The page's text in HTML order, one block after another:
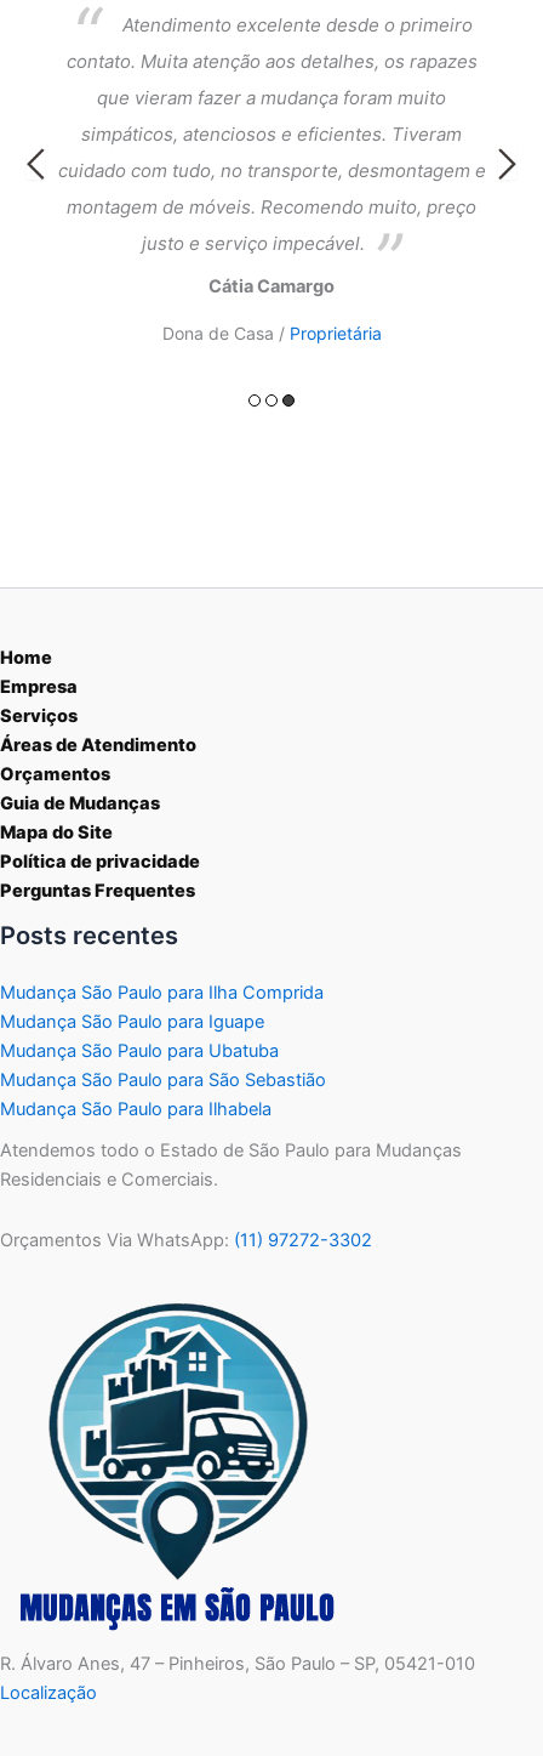
Atendimento excelente desde o primeiro
contato. Muita atenção aos detalhes, os rapazes
que vieram fazer a mudança foram muito
simpáticos, atenciosos e eficientes. Tiveram
cuidado com tudo, no transporte, desmontagem e
montagem de móveis. Recomendo muito, preço
justo e serviço impecável.
Cátia Camargo
Dona de Casa / Proprietária
Home
Empresa
Serviços
Áreas de Atendimento
Orçamentos
Guia de Mudanças
Mapa do Site
Política de privacidade
Perguntas Frequentes
Posts recentes
Mudança São Paulo para Ilha Comprida
Mudança São Paulo para Iguape
Mudança São Paulo para Ubatuba
Mudança São Paulo para São Sebastião
Mudança São Paulo para Ilhabela
Atendemos todo o Estado de São Paulo para Mudanças
Residenciais e Comerciais.
Orçamentos Via WhatsApp: (11) 97272-3302
R. Álvaro Anes, 47 – Pinheiros, São Paulo – SP, 05421-010
Localização